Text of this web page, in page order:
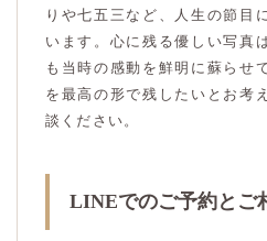
りや七五三など、人生の節目
います。心に残る優しい写真
も当時の感動を鮮明に蘇らせ
を最高の形で残したいとお考
談ください。
LINEでのご予約とご